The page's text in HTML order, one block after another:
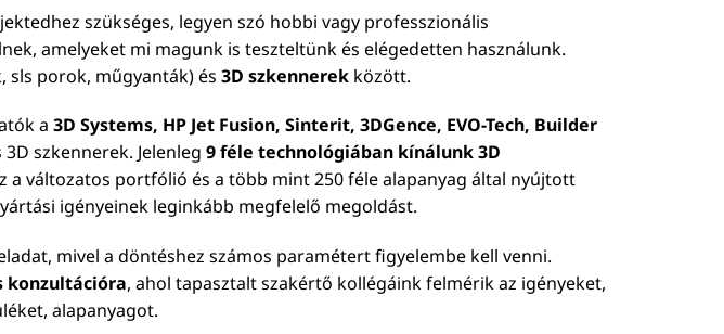
szükséges, legyen szó hobbi vagy professzionális
amelyeket mi magunk is teszteltünk és elégedetten használunk.
sls porok, műgyanták) és 3D szkennerek között.
a 3D Systems, HP Jet Fusion, Sinterit, 3DGence, EVO-Tech, Builder
szkennerek. Jelenleg 9 féle technológiában kínálunk 3D
a változatos portfólió és a több mint 250 féle alapanyag által nyújtott
igényeinek leginkább megfelelő megoldást.
mivel a döntéshez számos paramétert figyelembe kell venni.
konzultációra, ahol tapasztalt szakértő kollégáink felmérik az igényeket,
alapanyagot.